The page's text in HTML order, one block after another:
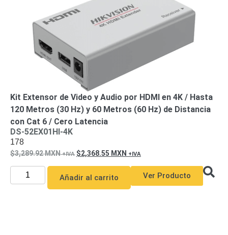
Kit Extensor de Video y Audio por HDMI en 4K / Hasta
120 Metros (30 Hz) y 60 Metros (60 Hz) de Distancia
con Cat 6 / Cero Latencia
DS-52EX01HI-4K
178
3,289.92MXN 2,368.55 MXN
Añadir al carrito Ver Producto